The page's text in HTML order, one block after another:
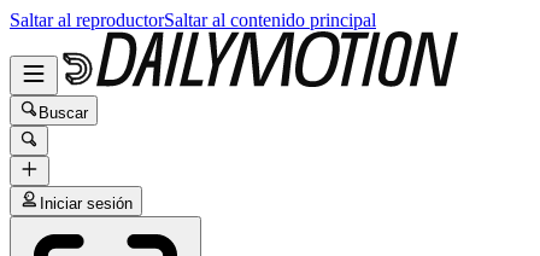
Saltar al reproductorSaltar al contenido principal
Buscar
Iniciar sesión